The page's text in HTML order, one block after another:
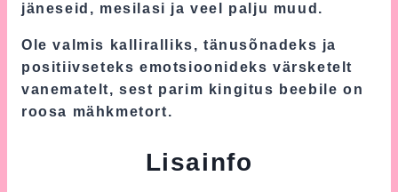
jäneseid, mesilasi ja veel palju muud.
Ole valmis kalliralliks, tänusõnadeks ja
positiivseteks emotsioonideks värsketelt
vanematelt, sest parim kingitus beebile on
roosa mähkmetort.
Lisainfo